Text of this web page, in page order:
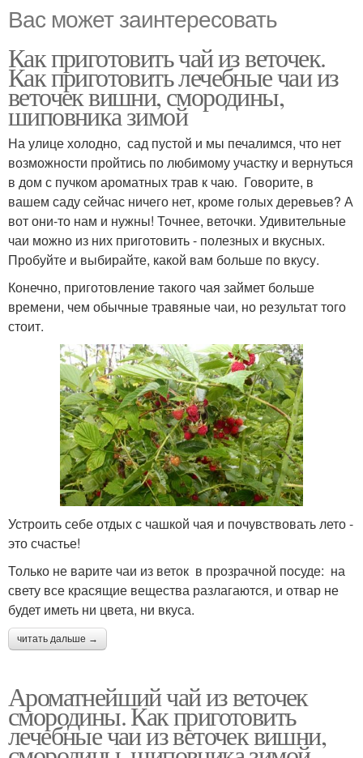
Вас может заинтересовать
Как приготовить чай из веточек.
Как приготовить лечебные чаи из
веточек вишни, смородины,
шиповника зимой
На улице холодно, сад пустой и мы печалимся, что нет
возможности пройтись по любимому участку и вернуться
в дом с пучком ароматных трав к чаю. Говорите, в
вашем саду сейчас ничего нет, кроме голых деревьев? А
вот они-то нам и нужны! Точнее, веточки. Удивительные
чаи можно из них приготовить - полезных и вкусных.
Пробуйте и выбирайте, какой вам больше по вкусу.
Конечно, приготовление такого чая займет больше
времени, чем обычные травяные чаи, но результат того
стоит.
Устроить себе отдых с чашкой чая и почувствовать лето -
это счастье!
Только не варите чаи из веток в прозрачной посуде: на
свету все красящие вещества разлагаются, и отвар не
будет иметь ни цвета, ни вкуса.
читать дальше →
Ароматнейший чай из веточек
смородины. Как приготовить
лечебные чаи из веточек вишни,